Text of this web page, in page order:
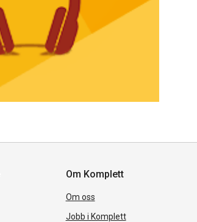
Om Komplett
Om oss
Jobb i Komplett